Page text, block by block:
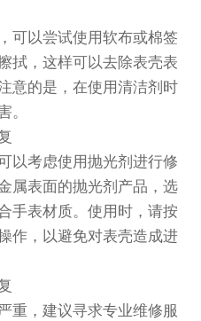
以尝试使用软布或棉签
拭，这样可以去除表壳表
意的是，在使用清洁剂时
。
考虑使用抛光剂进行修
属表面的抛光剂产品，选
手表材质。使用时，请按
作，以避免对表壳造成进
，建议寻求专业维修服